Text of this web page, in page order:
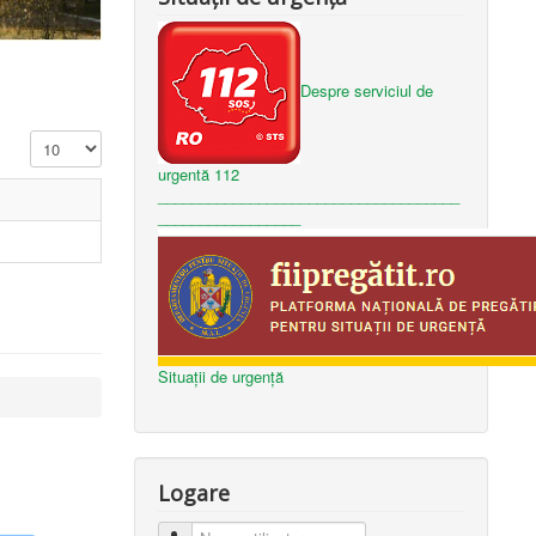
Afișare #
Despre serviciul de
urgentă 112
Situații de urgență
Logare